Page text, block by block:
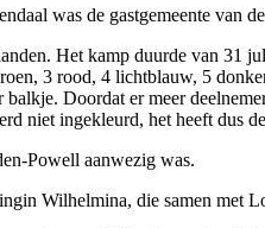
was de gastgemeente van
Het kamp duurde van 31
3 rood, 4 lichtblauw, 5
balkje. Doordat er meer
niet ingekleurd, het heeft dus
Powell aanwezig was.
Wilhelmina, die samen met